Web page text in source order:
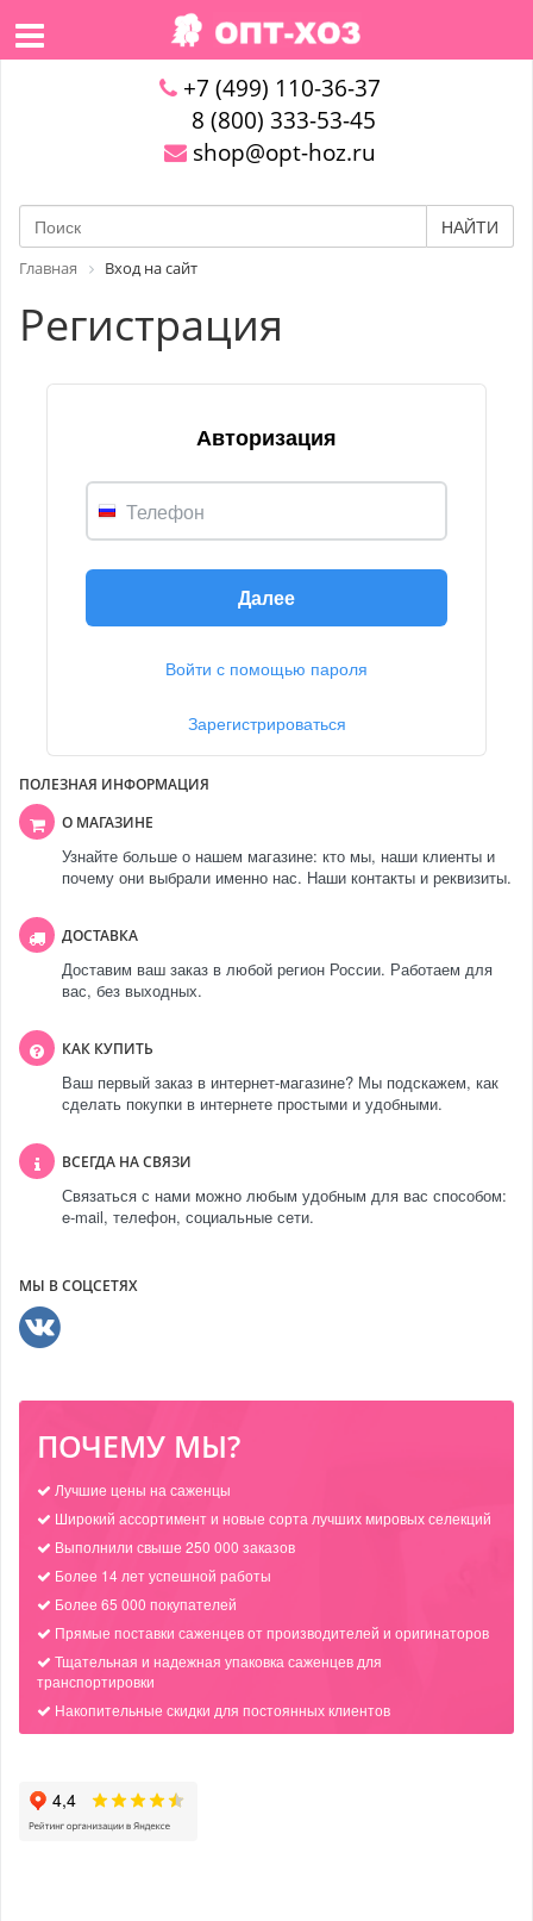
+7 (499) 110-36-37
8 (800) 333-53-45
shop@opt-hoz.ru
НАЙТИ
Главная Вход на сайт
Регистрация
Авторизация
Телефон
Далее
Войти с помощью пароля
Зарегистрироваться
ПОЛЕЗНАЯ ИНФОРМАЦИЯ
О МАГАЗИНЕ
Узнайте больше о нашем магазине: кто мы, наши клиенты и
почему они выбрали именно нас. Наши контакты и реквизиты.
ДОСТАВКА
Доставим ваш заказ в любой регион России. Работаем для
вас, без выходных.
КАК КУПИТЬ
Ваш первый заказ в интернет-магазине? Мы подскажем, как
сделать покупки в интернете простыми и удобными.
ВСЕГДА НА СВЯЗИ
Связаться с нами можно любым удобным для вас способом:
e-mail, телефон, социальные сети.
МЫ В СОЦСЕТЯХ
ПОЧЕМУ МЫ?
Лучшие цены на саженцы
Широкий ассортимент и новые сорта лучших мировых селекций
Выполнили свыше 250 000 заказов
Более 14 лет успешной работы
Более 65 000 покупателей
Прямые поставки саженцев от производителей и оригинаторов
Тщательная и надежная упаковка саженцев для
транспортировки
Накопительные скидки для постоянных клиентов